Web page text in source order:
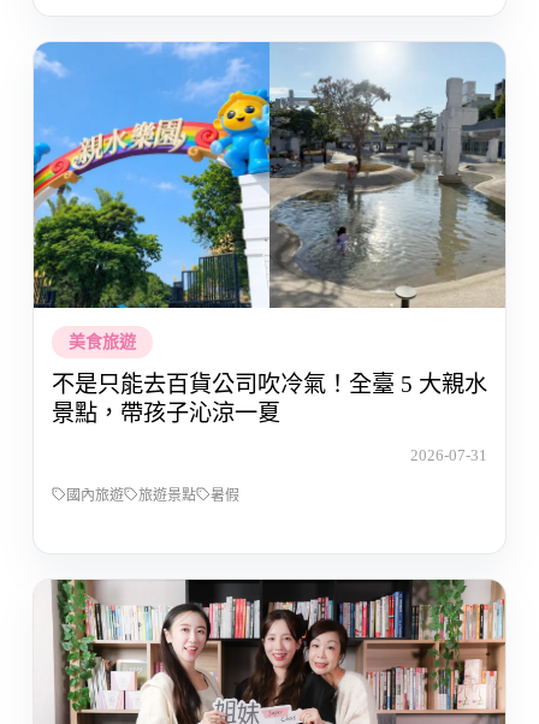
美食旅遊
不是只能去百貨公司吹冷氣！全臺 5 大親水
景點，帶孩子沁涼一夏
2026-07-31
國內旅遊 旅遊景點 暑假